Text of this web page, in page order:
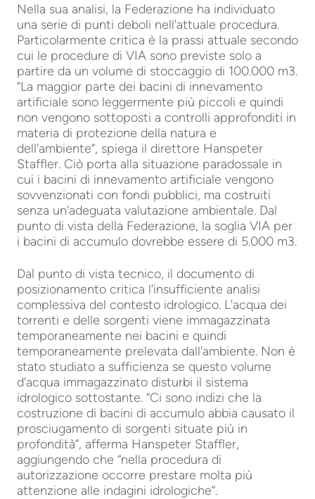
Nella sua analisi, la Federazione ha individuato
una serie di punti deboli nell'attuale procedura.
Particolarmente critica è la prassi attuale secondo
cui le procedure di VIA sono previste solo a
partire da un volume di stoccaggio di 100.000 m3.
“La maggior parte dei bacini di innevamento
artificiale sono leggermente più piccoli e quindi
non vengono sottoposti a controlli approfonditi in
materia di protezione della natura e
dell'ambiente”, spiega il direttore Hanspeter
Staffler. Ciò porta alla situazione paradossale in
cui i bacini di innevamento artificiale vengono
sovvenzionati con fondi pubblici, ma costruiti
senza un'adeguata valutazione ambientale. Dal
punto di vista della Federazione, la soglia VIA per
i bacini di accumulo dovrebbe essere di 5.000 m3.
Dal punto di vista tecnico, il documento di
posizionamento critica l'insufficiente analisi
complessiva del contesto idrologico. L'acqua dei
torrenti e delle sorgenti viene immagazzinata
temporaneamente nei bacini e quindi
temporaneamente prelevata dall'ambiente. Non è
stato studiato a sufficienza se questo volume
d'acqua immagazzinato disturbi il sistema
idrologico sottostante. “Ci sono indizi che la
costruzione di bacini di accumulo abbia causato il
prosciugamento di sorgenti situate più in
profondità”, afferma Hanspeter Staffler,
aggiungendo che “nella procedura di
autorizzazione occorre prestare molta più
attenzione alle indagini idrologiche”.